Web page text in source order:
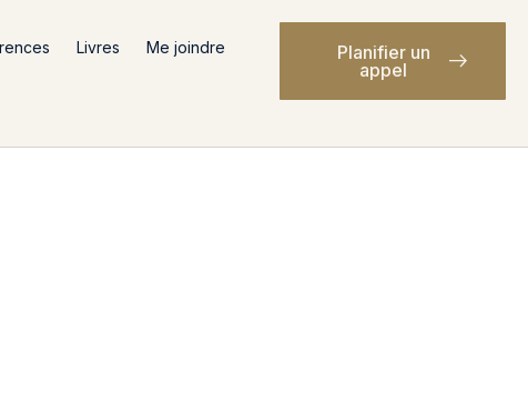
Livres Me joindre
Planifier un
appel